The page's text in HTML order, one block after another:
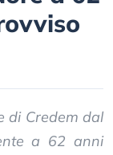
di Credem dal
a 62 anni